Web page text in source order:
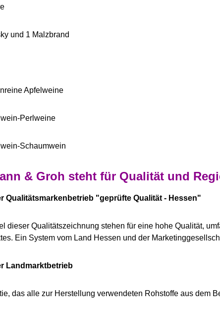
und 1 Malzbrand
Apfelweine
Perlweine
Schaumwein
& Groh steht für Qualität und
Qualitätsmarkenbetrieb "geprüfte Qualität - Hessen"
dieser Qualitätszeichnung stehen für eine hohe Qualität,
Ein System vom Land Hessen und der
Landmarktbetrieb
das alle zur Herstellung verwendeten Rohstoffe aus dem